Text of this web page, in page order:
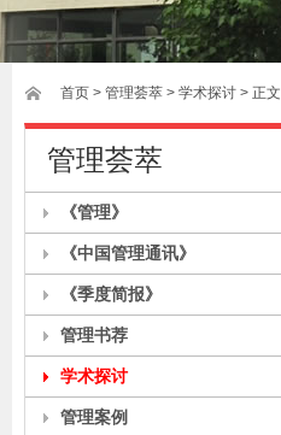
首页 > 管理荟萃 > 学术探讨 > 正文
管理荟萃
《管理》
《中国管理通讯》
《季度简报》
管理书荐
学术探讨
管理案例